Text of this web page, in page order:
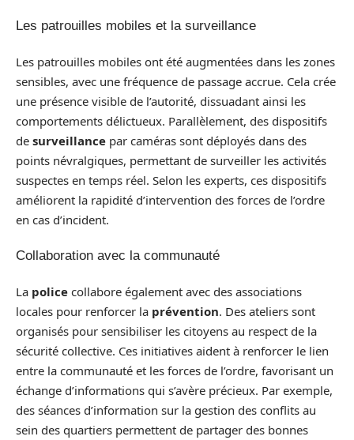
Les patrouilles mobiles et la surveillance
Les patrouilles mobiles ont été augmentées dans les zones
sensibles, avec une fréquence de passage accrue. Cela crée
une présence visible de l’autorité, dissuadant ainsi les
comportements délictueux. Parallèlement, des dispositifs
de surveillance par caméras sont déployés dans des
points névralgiques, permettant de surveiller les activités
suspectes en temps réel. Selon les experts, ces dispositifs
améliorent la rapidité d’intervention des forces de l’ordre
en cas d’incident.
Collaboration avec la communauté
La police collabore également avec des associations
locales pour renforcer la prévention. Des ateliers sont
organisés pour sensibiliser les citoyens au respect de la
sécurité collective. Ces initiatives aident à renforcer le lien
entre la communauté et les forces de l’ordre, favorisant un
échange d’informations qui s’avère précieux. Par exemple,
des séances d’information sur la gestion des conflits au
sein des quartiers permettent de partager des bonnes